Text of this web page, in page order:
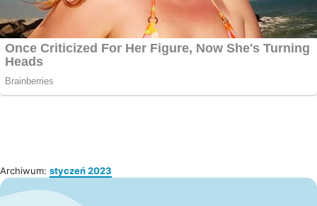
Archiwum: styczeń 2023